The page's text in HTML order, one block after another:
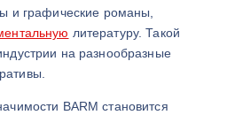
и графические романы,
литературу. Такой
на разнообразные
BARM становится